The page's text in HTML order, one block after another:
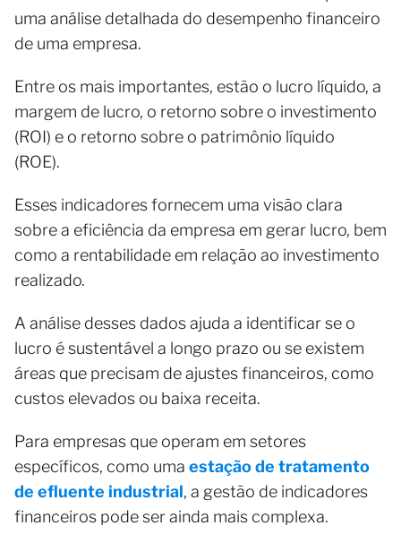
uma análise detalhada do desempenho financeiro
de uma empresa.
Entre os mais importantes, estão o lucro líquido, a
margem de lucro, o retorno sobre o investimento
(ROI) e o retorno sobre o patrimônio líquido
(ROE).
Esses indicadores fornecem uma visão clara
sobre a eficiência da empresa em gerar lucro, bem
como a rentabilidade em relação ao investimento
realizado.
A análise desses dados ajuda a identificar se o
lucro é sustentável a longo prazo ou se existem
áreas que precisam de ajustes financeiros, como
custos elevados ou baixa receita.
Para empresas que operam em setores
específicos, como uma estação de tratamento
de efluente industrial, a gestão de indicadores
financeiros pode ser ainda mais complexa.